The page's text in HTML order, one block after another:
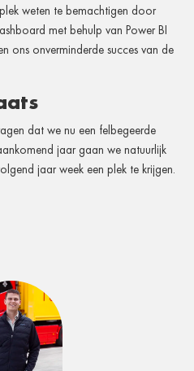
weten te bemachtigen door
met behulp van Power BI
ons onverminderde succes van de
dat we nu een felbegeerde
jaar gaan we natuurlijk
jaar week een plek te krijgen.